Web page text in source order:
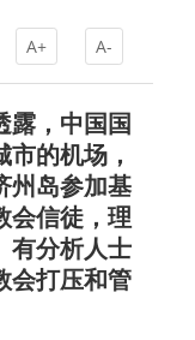
A+ A-
露，中国国
的机场，
州岛参加基
会信徒，理
有分析人士
会打压和管